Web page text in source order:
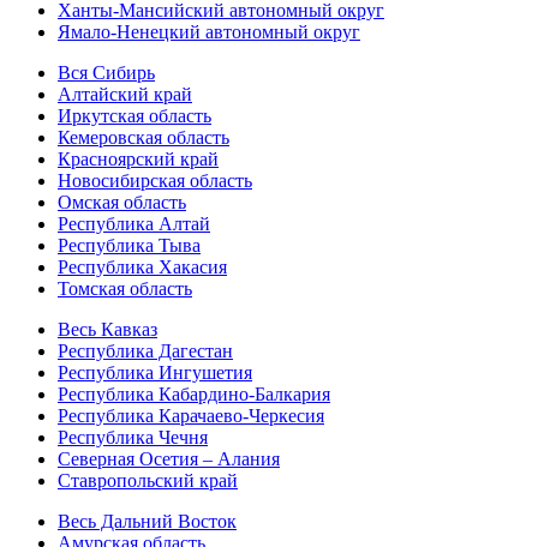
Ханты-Мансийский автономный округ
Ямало-Ненецкий автономный округ
Вся Сибирь
Алтайский край
Иркутская область
Кемеровская область
Красноярский край
Новосибирская область
Омская область
Республика Алтай
Республика Тыва
Республика Хакасия
Томская область
Весь Кавказ
Республика Дагестан
Республика Ингушетия
Республика Кабардино-Балкария
Республика Карачаево-Черкесия
Республика Чечня
Северная Осетия – Алания
Ставропольский край
Весь Дальний Восток
Амурская область